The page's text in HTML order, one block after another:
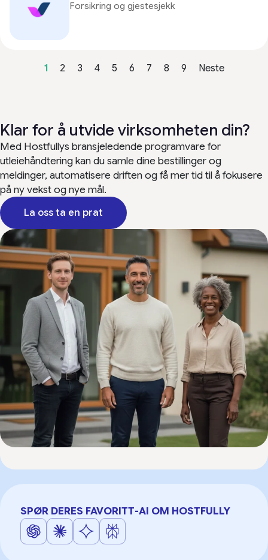
Forsikring og gjestesjekk
1 2 3 4 5 6 7 8 9 Neste
Klar for å utvide virksomheten din?
Med Hostfullys bransjeledende programvare for
utleiehåndtering kan du samle dine bestillinger og
meldinger, automatisere driften og få mer tid til å fokusere
på ny vekst og nye mål.
La oss ta en prat
SPØR DERES FAVORITT-AI OM HOSTFULLY